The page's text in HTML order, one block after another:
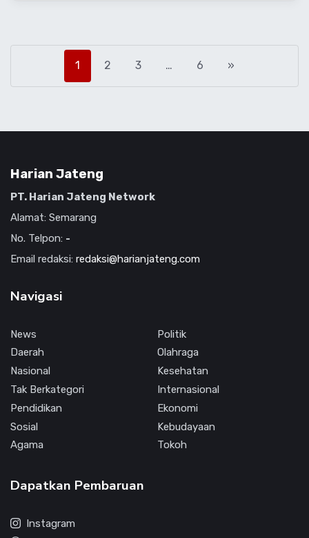
1 2 3 … 6 »
Harian Jateng
PT. Harian Jateng Network
Alamat: Semarang
No. Telpon: -
Email redaksi: redaksi@harianjateng.com
Navigasi
News
Daerah
Nasional
Tak Berkategori
Pendidikan
Sosial
Agama
Politik
Olahraga
Kesehatan
Internasional
Ekonomi
Kebudayaan
Tokoh
Dapatkan Pembaruan
Instagram